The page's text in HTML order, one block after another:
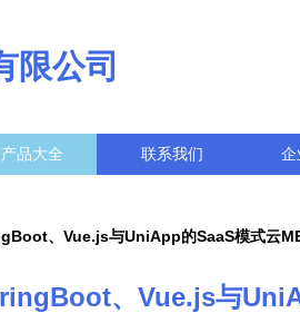
限公司
产品大全 联系我们 企
、Vue.js与UniApp的SaaS模式云
、Vue.js与